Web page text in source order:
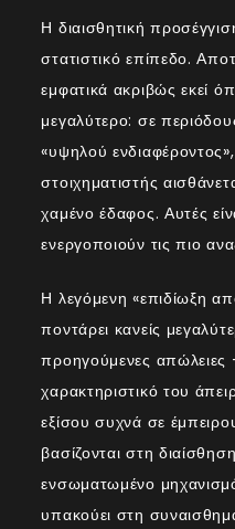
Η διαισθητική
στατιστικό επίπεδο.
εμφατικά ακριβώς εκεί
μεγαλύτερο: σε
«υψηλού
στοιχηματιστής
χαμένο έδαφος. Αυτές
ενεργοποιούν τις πιο
Η λεγόμενη «επιδίωξη
ποντάρει κανείς
προηγούμενες απώλειες
χαρακτηριστικό του
εξίσου συχνά σε
βασίζονται στη
ενσωματωμένο
υπακούει στη